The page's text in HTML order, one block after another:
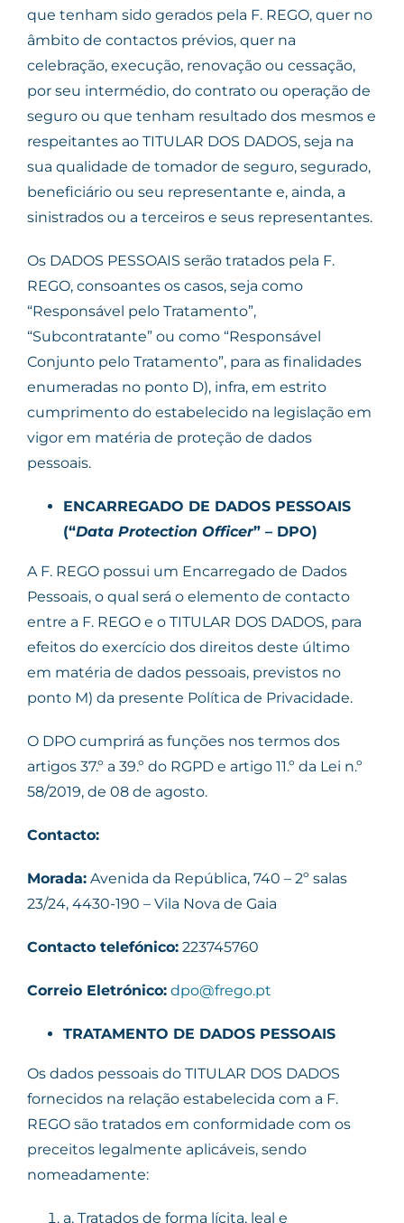
que tenham sido gerados pela F. REGO, quer no
âmbito de contactos prévios, quer na
celebração, execução, renovação ou cessação,
por seu intermédio, do contrato ou operação de
seguro ou que tenham resultado dos mesmos e
respeitantes ao TITULAR DOS DADOS, seja na
sua qualidade de tomador de seguro, segurado,
beneficiário ou seu representante e, ainda, a
sinistrados ou a terceiros e seus representantes.
Os DADOS PESSOAIS serão tratados pela F.
REGO, consoantes os casos, seja como
“Responsável pelo Tratamento”,
“Subcontratante” ou como “Responsável
Conjunto pelo Tratamento”, para as finalidades
enumeradas no ponto D), infra, em estrito
cumprimento do estabelecido na legislação em
vigor em matéria de proteção de dados
pessoais.
ENCARREGADO DE DADOS PESSOAIS
(“Data Protection Officer” – DPO)
A F. REGO possui um Encarregado de Dados
Pessoais, o qual será o elemento de contacto
entre a F. REGO e o TITULAR DOS DADOS, para
efeitos do exercício dos direitos deste último
em matéria de dados pessoais, previstos no
ponto M) da presente Política de Privacidade.
O DPO cumprirá as funções nos termos dos
artigos 37.º a 39.º do RGPD e artigo 11.º da Lei n.º
58/2019, de 08 de agosto.
Contacto:
Morada: Avenida da República, 740 – 2º salas
23/24, 4430-190 – Vila Nova de Gaia
Contacto telefónico: 223745760
Correio Eletrónico: dpo@frego.pt
TRATAMENTO DE DADOS PESSOAIS
Os dados pessoais do TITULAR DOS DADOS
fornecidos na relação estabelecida com a F.
REGO são tratados em conformidade com os
preceitos legalmente aplicáveis, sendo
nomeadamente:
a. Tratados de forma lícita, leal e